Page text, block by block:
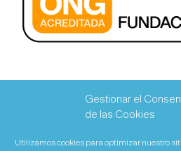
Gestionar el
de las Cookies
Utilizamos cookies para optimizar nuestro